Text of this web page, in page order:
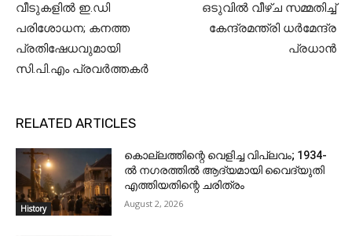
വീടുകളിൽ ഇ.ഡി
പരിശോധന; കനത്ത
പ്രതിഷേധവുമായി
സി.പി.എം പ്രവർത്തകർ
ഒടുവിൽ വീഴ്ച സമ്മതിച്ച്
കേന്ദ്രമന്ത്രി ധർമേന്ദ്ര
പ്രധാൻ
RELATED ARTICLES
History
കൊല്ലത്തിന്റെ വെളിച്ച വിപ്ലവം; 1934-
ൽ നഗരത്തിൽ ആദ്യമായി വൈദ്യുതി
എത്തിയതിന്റെ ചരിത്രം
August 2, 2026